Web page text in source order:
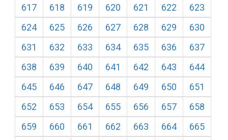
617
618 619 620 621 622
623
624
625 626 627 628 629
630
631
632 633 634 635 636
637
638
639 640 641 642 643
644
645
646 647 648 649 650
651
652
653 654 655 656 657
658
659
660 661 662 663 664
665